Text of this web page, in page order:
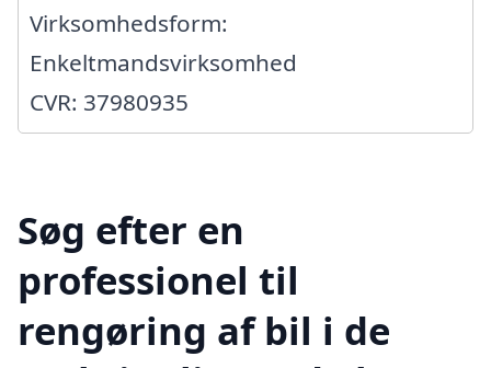
Virksomhedsform:
Enkeltmandsvirksomhed
CVR: 37980935
Søg efter en
professionel til
rengøring af bil i de